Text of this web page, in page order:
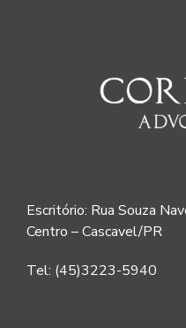
Escritório: Rua Souza
Centro – Cascavel/PR
Tel: (45)3223-5940